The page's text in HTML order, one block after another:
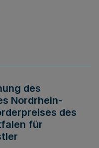
des
Nordrhein-
des
für